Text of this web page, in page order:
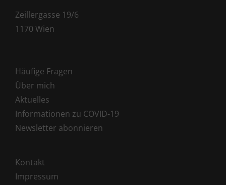
Zeillergasse 19/6
1170 Wien
Häufige Fragen
Über mich
Aktuelles
Informationen zu COVID-19
Newsletter abonnieren
Kontakt
Impressum